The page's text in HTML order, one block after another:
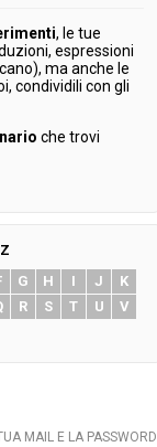
, le tue
espressioni
ma anche le
condividili con gli
che trovi
Z
G H I J
K
R S T U
V
MAIL E LA PASSWORD